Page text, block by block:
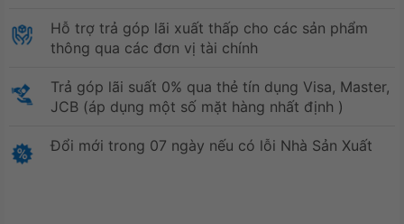
Hỗ trợ trả góp lãi xuất thấp cho các sản phẩm
thông qua các đơn vị tài chính
Trả góp lãi suất 0% qua thẻ tín dụng Visa, Master,
JCB (áp dụng một số mặt hàng nhất định )
Đổi mới trong 07 ngày nếu có lỗi Nhà Sản Xuất